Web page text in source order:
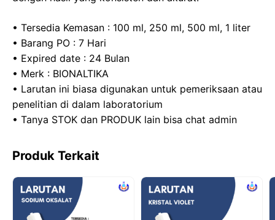
• Tersedia Kemasan : 100 ml, 250 ml, 500 ml, 1 liter
• Barang PO : 7 Hari
• Expired date : 24 Bulan
• Merk : BIONALTIKA
• Larutan ini biasa digunakan untuk pemeriksaan atau
penelitian di dalam laboratorium
• Tanya STOK dan PRODUK lain bisa chat admin
Produk Terkait